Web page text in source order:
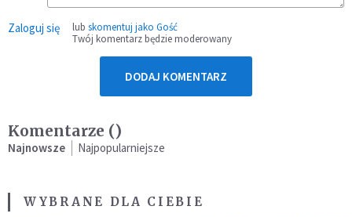
Zaloguj się lub skomentuj jako Gość
Twój komentarz będzie moderowany
DODAJ KOMENTARZ
Komentarze ()
Najnowsze Najpopularniejsze
WYBRANE DLA CIEBIE